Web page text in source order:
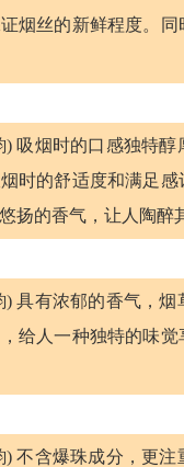
烟丝的新鲜程度。
) 吸烟时的口感独特
时的舒适度和满足
扬的香气，让人陶醉
) 具有浓郁的香气，
给人一种独特的味
) 不含爆珠成分，更